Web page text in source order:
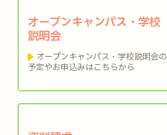
オープンキャンパス・学校
説明会
オープンキャンパス・学校説明会の
予定やお申込みはこちらから